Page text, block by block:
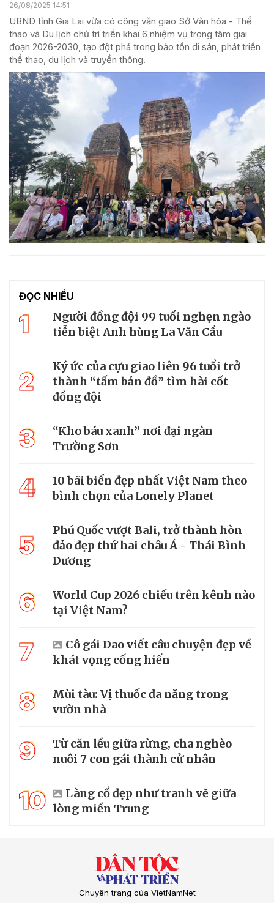
26/08/2025 14:51
UBND tỉnh Gia Lai vừa có công văn giao Sở Văn hóa - Thể
thao và Du lịch chủ trì triển khai 6 nhiệm vụ trọng tâm giai
đoạn 2026-2030, tạo đột phá trong bảo tồn di sản, phát triển
thể thao, du lịch và truyền thông.
ĐỌC NHIỀU
1
Người đồng đội 99 tuổi nghẹn ngào
tiễn biệt Anh hùng La Văn Cầu
2
Ký ức của cựu giao liên 96 tuổi trở
thành “tấm bản đồ” tìm hài cốt
đồng đội
3
“Kho báu xanh” nơi đại ngàn
Trường Sơn
4
10 bãi biển đẹp nhất Việt Nam theo
bình chọn của Lonely Planet
5
Phú Quốc vượt Bali, trở thành hòn
đảo đẹp thứ hai châu Á - Thái Bình
Dương
6
World Cup 2026 chiếu trên kênh nào
tại Việt Nam?
7
Cô gái Dao viết câu chuyện đẹp về
khát vọng cống hiến
8
Mùi tàu: Vị thuốc đa năng trong
vườn nhà
9
Từ căn lều giữa rừng, cha nghèo
nuôi 7 con gái thành cử nhân
10
Làng cổ đẹp như tranh vẽ giữa
lòng miền Trung
Chuyên trang của VietNamNet